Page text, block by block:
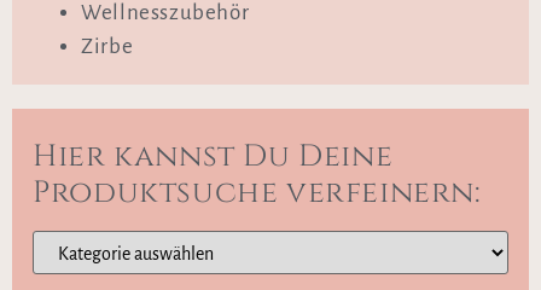
Wellnesszubehör
Zirbe
Hier kannst Du Deine
Produktsuche verfeinern: